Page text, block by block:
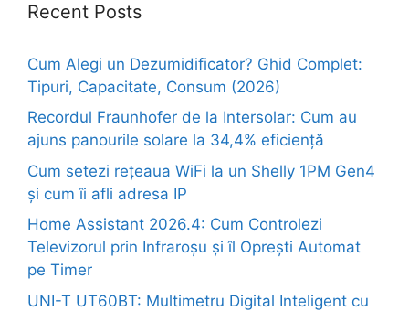
Recent Posts
Cum Alegi un Dezumidificator? Ghid Complet:
Tipuri, Capacitate, Consum (2026)
Recordul Fraunhofer de la Intersolar: Cum au
ajuns panourile solare la 34,4% eficiență
Cum setezi rețeaua WiFi la un Shelly 1PM Gen4
și cum îi afli adresa IP
Home Assistant 2026.4: Cum Controlezi
Televizorul prin Infraroșu și îl Oprești Automat
pe Timer
UNI-T UT60BT: Multimetru Digital Inteligent cu